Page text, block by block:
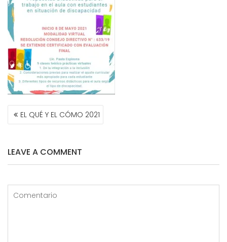
NAVEGACIÓN
DEEL QUÉ Y EL CÓMO 2021
LEAVE A COMMENT